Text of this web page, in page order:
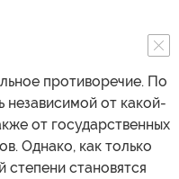
противоречие. По
от какой-
от государственных
Однако, как только
степени становятся